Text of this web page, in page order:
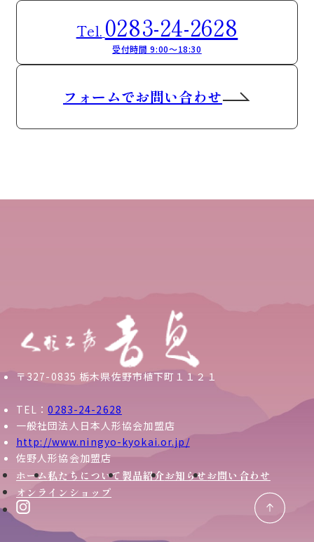
Tel. 0283-24-2628
受付時間 9:00～18:30
フォームでお問い合わせ
〒327-0835 栃木県佐野市植下町１１２１
TEL：0283-24-2628
一般社団法人日本人形協会加盟店
http://www.ningyo-kyokai.or.jp/
佐野人形協会加盟店
ホーム私たちについて 製品紹介お知らせお問い合わせ
オンラインショップ